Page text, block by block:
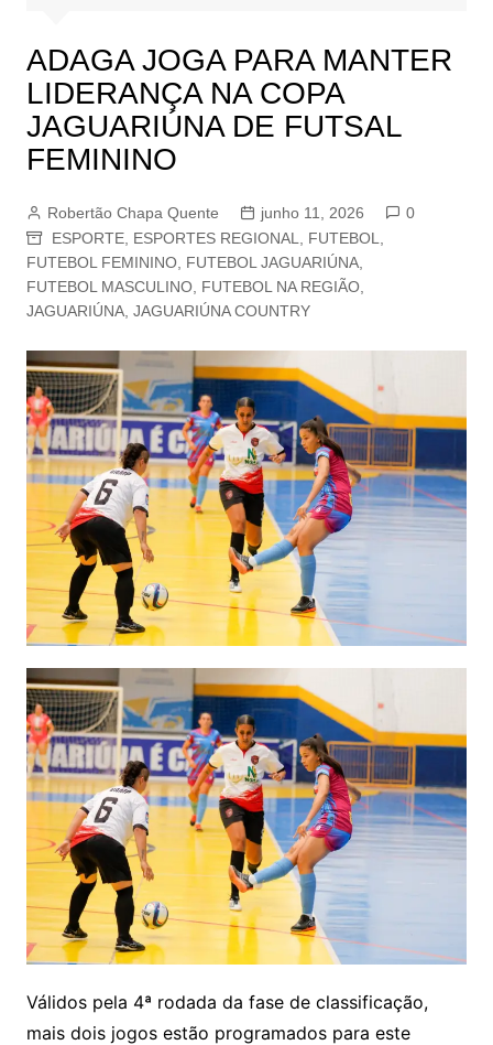
ADAGA JOGA PARA MANTER
LIDERANÇA NA COPA
JAGUARIÚNA DE FUTSAL
FEMININO
Robertão Chapa Quente junho 11, 2026
0
ESPORTE, ESPORTES REGIONAL FUTEBOL
FUTEBOL FEMININO, FUTEBOL JAGUARIÚNA,
FUTEBOL MASCULINO, FUTEBOL NA REGIÃO,
JAGUARIÚNA, JAGUARIÚNA COUNTRY
Válidos pela 4ª rodada da fase de classificação,
mais dois jogos estão programados para este